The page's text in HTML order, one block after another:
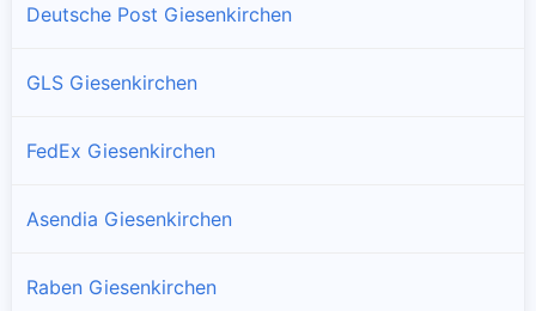
Deutsche Post Giesenkirchen
GLS Giesenkirchen
FedEx Giesenkirchen
Asendia Giesenkirchen
Raben Giesenkirchen